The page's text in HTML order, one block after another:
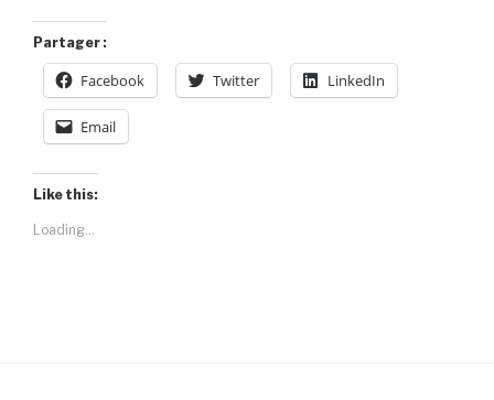
Partager :
Facebook Twitter LinkedIn
Email
Like this:
Loading...